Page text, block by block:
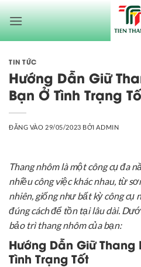
Bỏ
qua
nội
TIN TỨC
Hướng Dẫn Giữ
Bạn Ở Tình Trạng
ĐĂNG VÀO 29/05/2023 BỞI ADMIN
Thang nhôm là một công cụ đa
nhiều công việc khác nhau, từ
nhiên, giống như bất kỳ công cụ
đúng cách để tồn tại lâu dài.
bảo trì thang nhôm của bạn:
Hướng Dẫn Giữ
Tình Trạng Tốt